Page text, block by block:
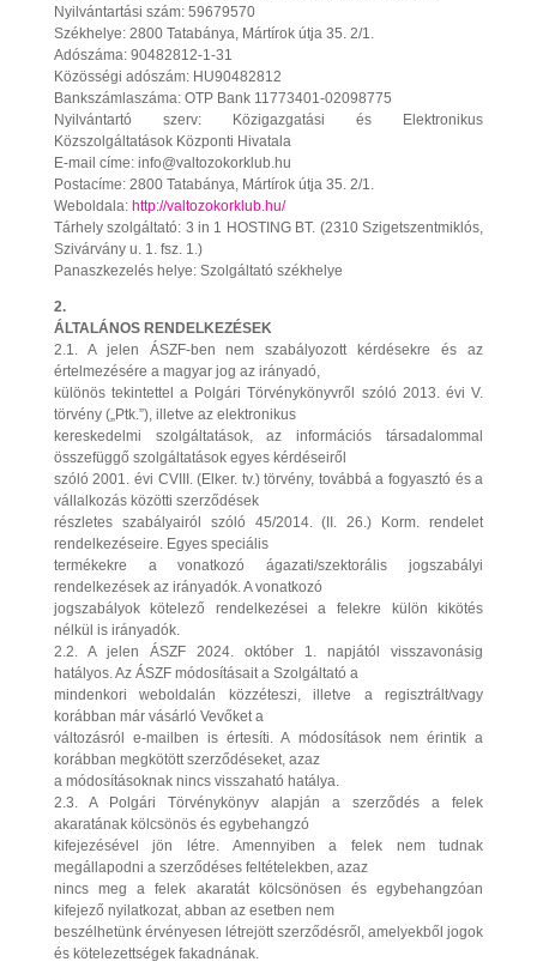
Nyilvántartási szám: 59679570
Székhelye: 2800 Tatabánya, Mártírok útja 35. 2/1.
Adószáma: 90482812-1-31
Közösségi adószám: HU90482812
Bankszámlaszáma: OTP Bank 11773401-02098775
Nyilvántartó szerv: Közigazgatási és Elektronikus
Közszolgáltatások Központi Hivatala
E-mail címe: info@valtozokorklub.hu
Postacíme: 2800 Tatabánya, Mártírok útja 35. 2/1.
Weboldala: http://valtozokorklub.hu/
Tárhely szolgáltató: 3 in 1 HOSTING BT. (2310 Szigetszentmiklós,
Szivárvány u. 1. fsz. 1.)
Panaszkezelés helye: Szolgáltató székhelye
2.
ÁLTALÁNOS RENDELKEZÉSEK
2.1. A jelen ÁSZF-ben nem szabályozott kérdésekre és az
értelmezésére a magyar jog az irányadó,
különös tekintettel a Polgári Törvénykönyvről szóló 2013. évi V.
törvény („Ptk.”), illetve az elektronikus
kereskedelmi szolgáltatások, az információs társadalommal
összefüggő szolgáltatások egyes kérdéseiről
szóló 2001. évi CVIII. (Elker. tv.) törvény, továbbá a fogyasztó és a
vállalkozás közötti szerződések
részletes szabályairól szóló 45/2014. (II. 26.) Korm. rendelet
rendelkezéseire. Egyes speciális
termékekre a vonatkozó ágazati/szektorális jogszabályi
rendelkezések az irányadók. A vonatkozó
jogszabályok kötelező rendelkezései a felekre külön kikötés
nélkül is irányadók.
2.2. A jelen ÁSZF 2024. október 1. napjától visszavonásig
hatályos. Az ÁSZF módosításait a Szolgáltató a
mindenkori weboldalán közzéteszi, illetve a regisztrált/vagy
korábban már vásárló Vevőket a
változásról e-mailben is értesíti. A módosítások nem érintik a
korábban megkötött szerződéseket, azaz
a módosításoknak nincs visszaható hatálya.
2.3. A Polgári Törvénykönyv alapján a szerződés a felek
akaratának kölcsönös és egybehangzó
kifejezésével jön létre. Amennyiben a felek nem tudnak
megállapodni a szerződéses feltételekben, azaz
nincs meg a felek akaratát kölcsönösen és egybehangzóan
kifejező nyilatkozat, abban az esetben nem
beszélhetünk érvényesen létrejött szerződésről, amelyekből jogok
és kötelezettségek fakadnának.